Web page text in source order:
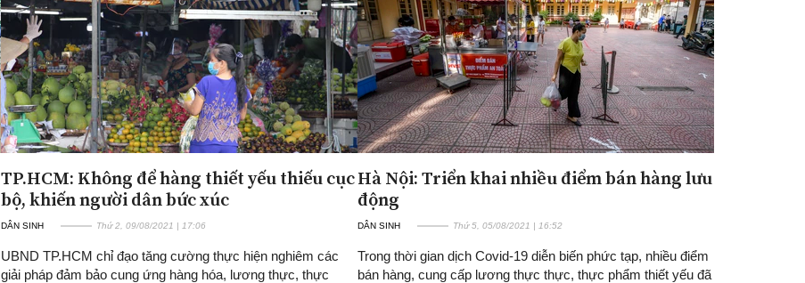
TP.HCM: Không để hàng thiết yếu thiếu cục
bộ, khiến người dân bức xúc
DÂN SINH Thứ 2, 09/08/2021 | 17:06
UBND TP.HCM chỉ đạo tăng cường thực hiện nghiêm các
giải pháp đảm bảo cung ứng hàng hóa, lương thực, thực
Hà Nội: Triển khai nhiều điểm bán hàng lưu
động
DÂN SINH Thứ 5, 05/08/2021 | 16:52
Trong thời gian dịch Covid-19 diễn biến phức tạp, nhiều điểm
bán hàng, cung cấp lương thực thực, thực phẩm thiết yếu đã